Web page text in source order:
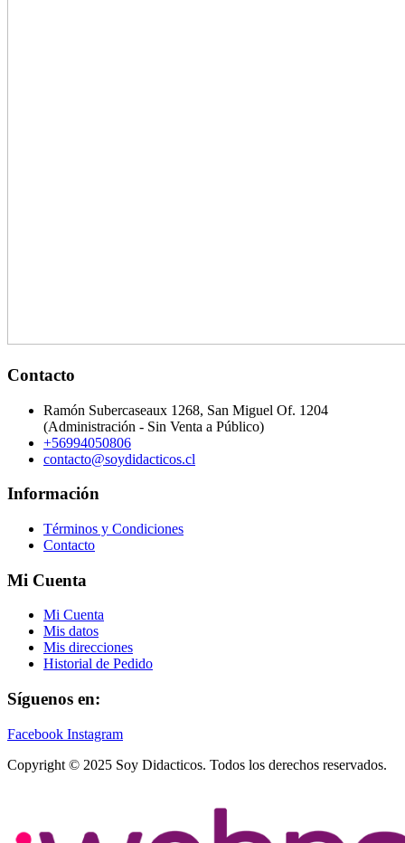
Contacto
Ramón Subercaseaux 1268, San Miguel Of. 1204
(Administración - Sin Venta a Público)
+56994050806
contacto@soydidacticos.cl
Información
Términos y Condiciones
Contacto
Mi Cuenta
Mi Cuenta
Mis datos
Mis direcciones
Historial de Pedido
Síguenos en:
Facebook Instagram
Copyright © 2025 Soy Didacticos. Todos los derechos reservados.